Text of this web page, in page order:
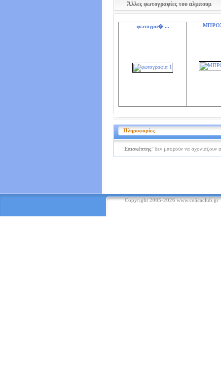
Άλλες φωτογραφίες του αλμπουμ
φωτογρα� ...
Πληροφορίες
"Επισκέπτης" δεν μπορούν να σχολιάζουν
Copyright 2005-2026www.celicaclub.gr